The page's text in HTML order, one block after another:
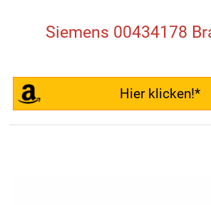
Siemens 00434178
Hier klicken!*